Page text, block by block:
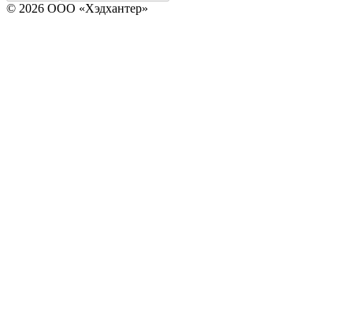
© 2026 ООО «Хэдхантер»